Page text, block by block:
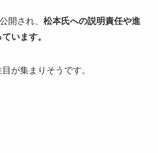
開され、 松本氏への説明責任や進
います。
が集まりそうです。